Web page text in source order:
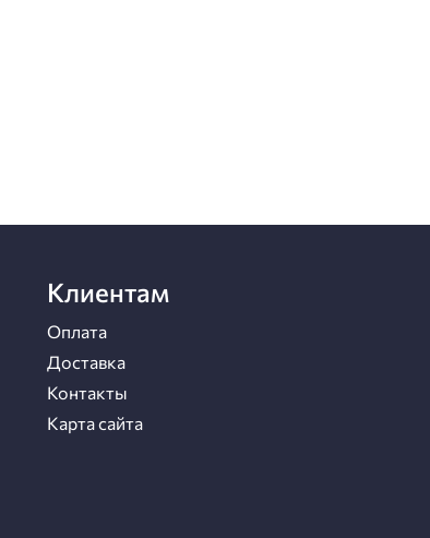
Клиентам
Оплата
Доставка
Контакты
Карта сайта